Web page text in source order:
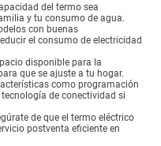
del termo sea
y tu consumo de agua.
con buenas
el consumo de electricidad
disponible para la
que se ajuste a tu hogar.
como programación
de conectividad si
de que el termo eléctrico
postventa eficiente en